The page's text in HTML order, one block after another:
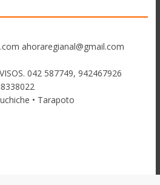
ahoraregianal@gmail.com
042 587749, 942467926
• Tarapoto